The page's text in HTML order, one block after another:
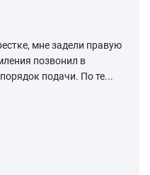
мне задели правую
позвонил в
подачи. По те...